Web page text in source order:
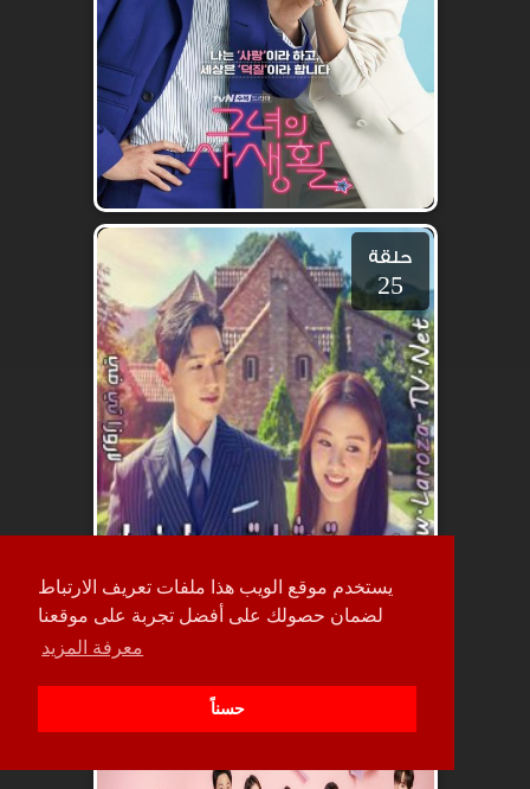
يستخدم موقع الويب هذا ملفات تعريف الارتباط
لضمان حصولك على أفضل تجربة على موقعنا
معرفة المزيد
حسناً
حلقة
25
17